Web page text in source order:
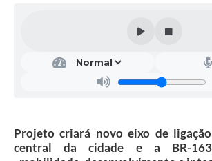
Projeto criará novo eixo de
central da cidade e a BR-